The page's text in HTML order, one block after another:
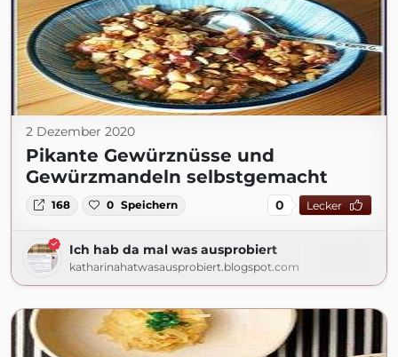
2 Dezember 2020
Pikante Gewürznüsse und
Gewürzmandeln selbstgemacht
168 0 Speichern 0 Lecker
Ich hab da mal was ausprobiert
katharinahatwasausprobiert.blogspot.com